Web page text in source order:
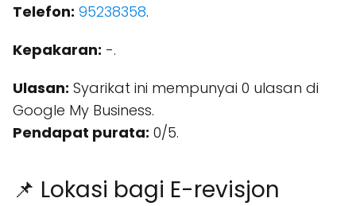
Telefon: 95238358.
Kepakaran: -.
Ulasan: Syarikat ini mempunyai 0 ulasan di
Google My Business.
Pendapat purata: 0/5.
📌 Lokasi bagi E-revisjon